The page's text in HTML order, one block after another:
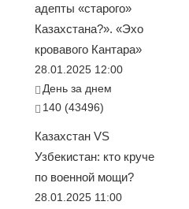
адепты «старого»
Казахстана?». «Эхо
кровавого Кантара»
28.01.2025 12:00
День за днем
140 (43496)
Казахстан VS
Узбекистан: кто круче
по военной мощи?
28.01.2025 11:00